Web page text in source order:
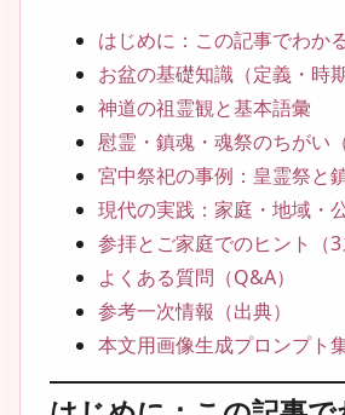
はじめに：この記事でわか
お盆の基礎知識（定義・時
神道の祖霊観と基本語彙
慰霊・鎮魂・魂祭のちがい
宮中祭祀の事例：皇霊祭と
現代の実践：家庭・地域・
参拝とご家庭でのヒント（3
よくある質問（Q&A）
参考一次情報（出典）
本文用画像生成プロンプト